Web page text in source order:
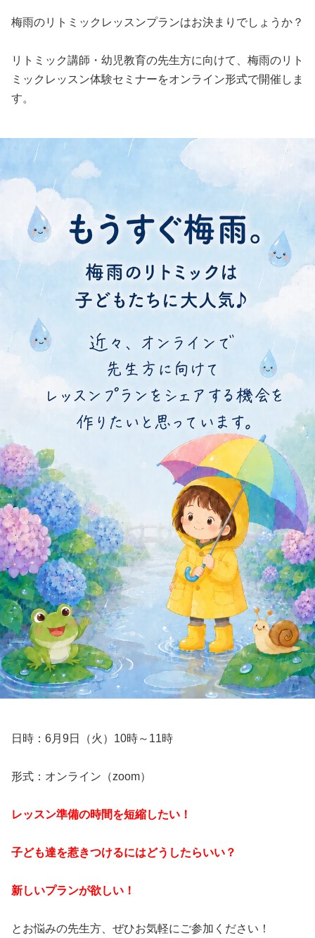
梅雨のリトミックレッスンプランはお決まりでしょうか？
リトミック講師・幼児教育の先生方に向けて、梅雨のリト
ミックレッスン体験セミナーをオンライン形式で開催しま
す。
日時：6月9日（火）10時～11時
形式：オンライン（zoom）
レッスン準備の時間を短縮したい！
子ども達を惹きつけるにはどうしたらいい？
新しいプランが欲しい！
とお悩みの先生方、ぜひお気軽にご参加ください！